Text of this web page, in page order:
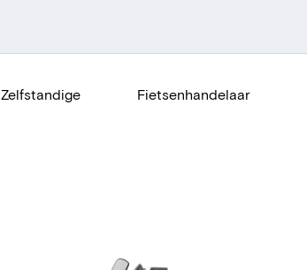
Zelfstandige Fietsenhandelaar